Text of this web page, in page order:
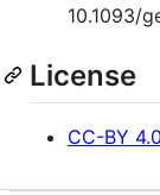
10.1093/
License
CC-BY 4.0